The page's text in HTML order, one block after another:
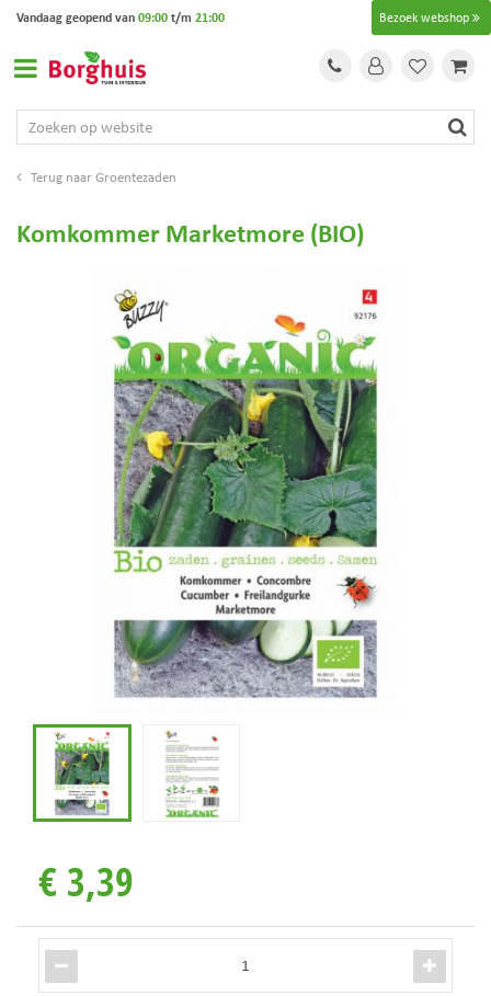
Groentezaden
Bezoek webshop
Vandaag geopend van09:00t/m 21:00
Komkommer Marketmore (BIO)
€ 3,39